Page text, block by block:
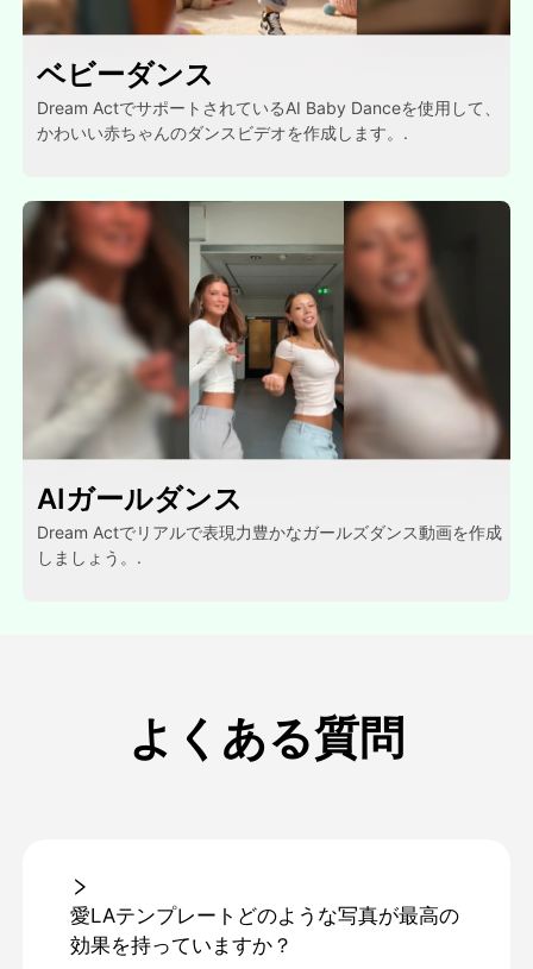
ベビーダンス
Dream ActでサポートされているAI Baby Danceを使用して、
かわいい赤ちゃんのダンスビデオを作成します。.
AIガールダンス
Dream Actでリアルで表現力豊かなガールズダンス動画を作成
しましょう。.
よくある質問
愛LAテンプレートどのような写真が最高の
効果を持っていますか？